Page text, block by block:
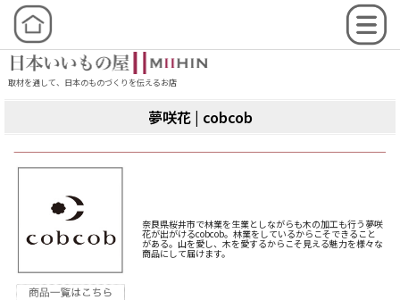
取材を通して、日本のものづくりを伝えるお店
夢咲花 | cobcob
奈良県桜井市で林業を生業としながらも木の加工も行う夢咲
花が出がけるcobcob。林業をしているからこそできること
がある。山を愛し、木を愛するからこそ見える魅力を様々な
商品にして届けます。